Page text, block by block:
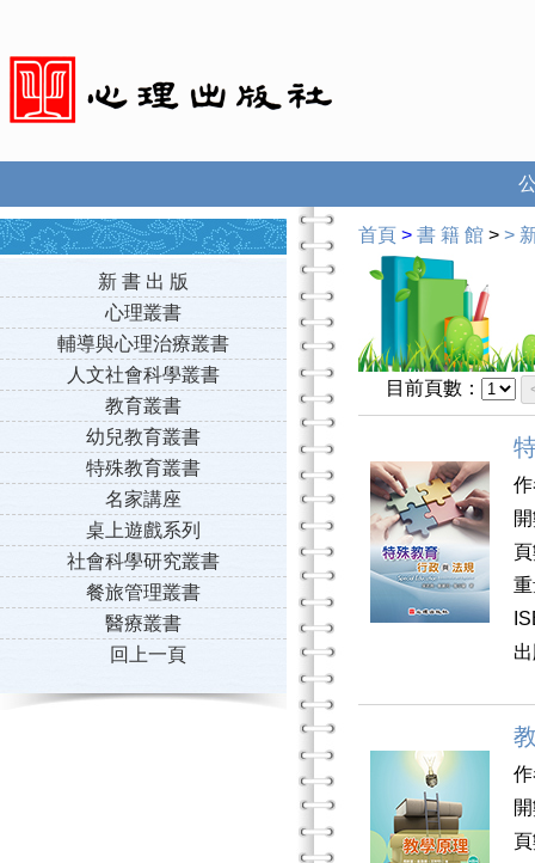
新 書 出 版
心理叢書
輔導與心理治療叢書
人文社會科學叢書
教育叢書
幼兒教育叢書
特殊教育叢書
名家講座
桌上遊戲系列
社會科學研究叢書
餐旅管理叢書
醫療叢書
回上一頁
首頁 > 書 籍 館 > >
目前頁數：